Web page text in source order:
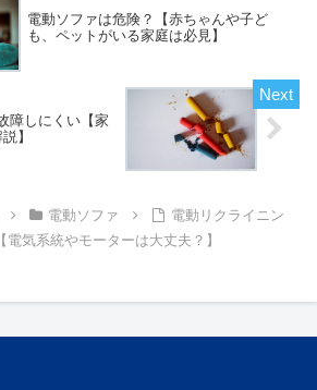
電動ソファは危険？【赤ちゃんや子ど
も、ペットがいる家庭は必見】
障しにくい【家
】
電動ソファ
電動リクライニン
気系統やモーターは大丈夫？】